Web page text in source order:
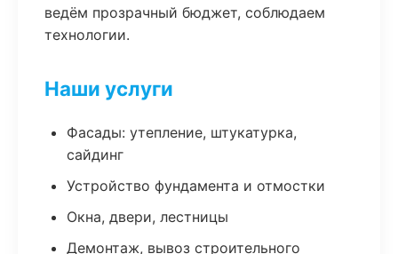
ведём прозрачный бюджет, соблюдаем
технологии.
Наши услуги
Фасады: утепление, штукатурка,
сайдинг
Устройство фундамента и отмостки
Окна, двери, лестницы
Демонтаж, вывоз строительного